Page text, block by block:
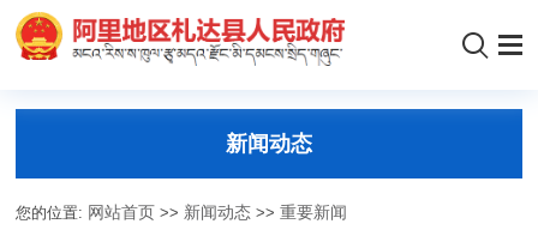
新闻动态
您的位置: 网站首页 >> 新闻动态 >>重要新闻